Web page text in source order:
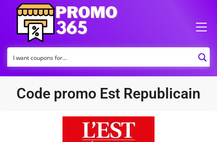
Code promo Est Republicain